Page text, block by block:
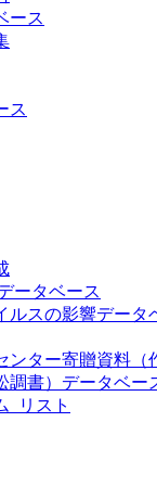
ース
ス
ータベース
ルスの影響データ
ター寄贈資料（
調書）データベー
_リスト